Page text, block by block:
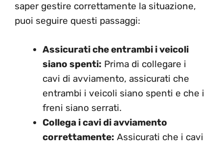
saper gestire correttamente la situazione,
puoi seguire questi passaggi:
Assicurati che entrambi i veicoli
siano spenti: Prima di collegare i
cavi di avviamento, assicurati che
entrambi i veicoli siano spenti e che i
freni siano serrati.
Collega i cavi di avviamento
correttamente: Assicurati che i cavi